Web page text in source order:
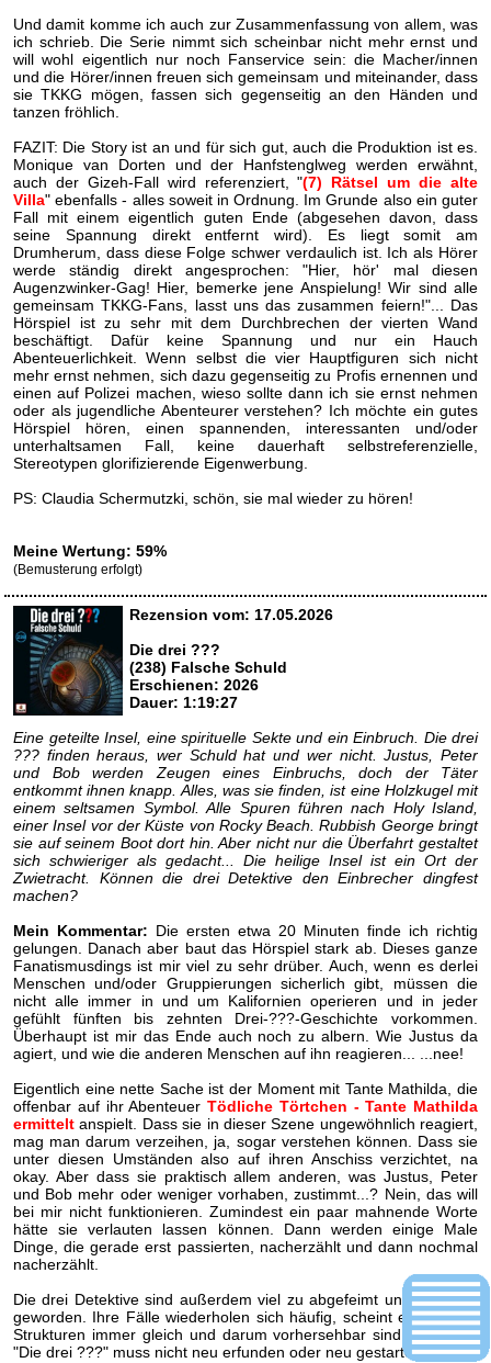
Und damit komme ich auch zur Zusammenfassung von allem, was
ich schrieb. Die Serie nimmt sich scheinbar nicht mehr ernst und
will wohl eigentlich nur noch Fanservice sein: die Macher/innen
und die Hörer/innen freuen sich gemeinsam und miteinander, dass
sie TKKG mögen, fassen sich gegenseitig an den Händen und
tanzen fröhlich.
FAZIT: Die Story ist an und für sich gut, auch die Produktion ist es.
Monique van Dorten und der Hanfstenglweg werden erwähnt,
auch der Gizeh-Fall wird referenziert, "(7) Rätsel um die alte
Villa" ebenfalls - alles soweit in Ordnung. Im Grunde also ein guter
Fall mit einem eigentlich guten Ende (abgesehen davon, dass
seine Spannung direkt entfernt wird). Es liegt somit am
Drumherum, dass diese Folge schwer verdaulich ist. Ich als Hörer
werde ständig direkt angesprochen: "Hier, hör' mal diesen
Augenzwinker-Gag! Hier, bemerke jene Anspielung! Wir sind alle
gemeinsam TKKG-Fans, lasst uns das zusammen feiern!"... Das
Hörspiel ist zu sehr mit dem Durchbrechen der vierten Wand
beschäftigt. Dafür keine Spannung und nur ein Hauch
Abenteuerlichkeit. Wenn selbst die vier Hauptfiguren sich nicht
mehr ernst nehmen, sich dazu gegenseitig zu Profis ernennen und
einen auf Polizei machen, wieso sollte dann ich sie ernst nehmen
oder als jugendliche Abenteurer verstehen? Ich möchte ein gutes
Hörspiel hören, einen spannenden, interessanten und/oder
unterhaltsamen Fall, keine dauerhaft selbstreferenzielle,
Stereotypen glorifizierende Eigenwerbung.
PS: Claudia Schermutzki, schön, sie mal wieder zu hören!
Meine Wertung: 59%
(Bemusterung erfolgt)
Rezension vom: 17.05.2026
Die drei ???
(238) Falsche Schuld
Erschienen: 2026
Dauer: 1:19:27
Eine geteilte Insel, eine spirituelle Sekte und ein Einbruch. Die drei
??? finden heraus, wer Schuld hat und wer nicht. Justus, Peter
und Bob werden Zeugen eines Einbruchs, doch der Täter
entkommt ihnen knapp. Alles, was sie finden, ist eine Holzkugel mit
einem seltsamen Symbol. Alle Spuren führen nach Holy Island,
einer Insel vor der Küste von Rocky Beach. Rubbish George bringt
sie auf seinem Boot dort hin. Aber nicht nur die Überfahrt gestaltet
sich schwieriger als gedacht... Die heilige Insel ist ein Ort der
Zwietracht. Können die drei Detektive den Einbrecher dingfest
machen?
Mein Kommentar: Die ersten etwa 20 Minuten finde ich richtig
gelungen. Danach aber baut das Hörspiel stark ab. Dieses ganze
Fanatismusdings ist mir viel zu sehr drüber. Auch, wenn es derlei
Menschen und/oder Gruppierungen sicherlich gibt, müssen die
nicht alle immer in und um Kalifornien operieren und in jeder
gefühlt fünften bis zehnten Drei-???-Geschichte vorkommen.
Überhaupt ist mir das Ende auch noch zu albern. Wie Justus da
agiert, und wie die anderen Menschen auf ihn reagieren... ...nee!
Eigentlich eine nette Sache ist der Moment mit Tante Mathilda, die
offenbar auf ihr Abenteuer Tödliche Törtchen - Tante Mathilda
ermittelt anspielt. Dass sie in dieser Szene ungewöhnlich reagiert,
mag man darum verzeihen, ja, sogar verstehen können. Dass sie
unter diesen Umständen also auf ihren Anschiss verzichtet, na
okay. Aber dass sie praktisch allem anderen, was Justus, Peter
und Bob mehr oder weniger vorhaben, zustimmt...? Nein, das will
bei mir nicht funktionieren. Zumindest ein paar mahnende Worte
hätte sie verlauten lassen können. Dann werden einige Male
Dinge, die gerade erst passierten, nacherzählt und dann nochmal
nacherzählt.
Die drei Detektive sind außerdem viel zu abgefeimt und routiniert
geworden. Ihre Fälle wiederholen sich häufig, scheint es, weil die
Strukturen immer gleich und darum vorhersehbar sind. Die Serie
"Die drei ???" muss nicht neu erfunden oder neu gestartet werden,